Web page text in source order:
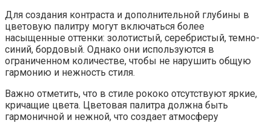
Для создания контраста и дополнительной глубины в
цветовую палитру могут включаться более
насыщенные оттенки: золотистый, серебристый, темно-
синий, бордовый. Однако они используются в
ограниченном количестве, чтобы не нарушить общую
гармонию и нежность стиля.
Важно отметить, что в стиле рококо отсутствуют яркие,
кричащие цвета. Цветовая палитра должна быть
гармоничной и нежной, что создает атмосферу